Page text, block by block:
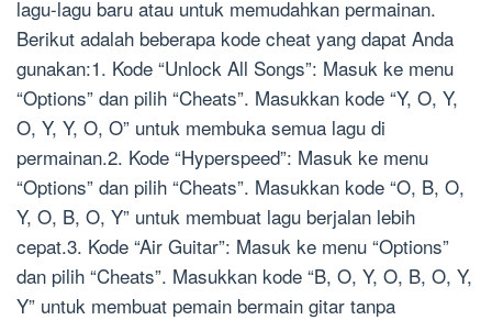
lagu-lagu baru atau untuk memudahkan permainan.
Berikut adalah beberapa kode cheat yang dapat Anda
gunakan:1. Kode “Unlock All Songs”: Masuk ke menu
“Options” dan pilih “Cheats”. Masukkan kode “Y, O, Y,
O, Y, Y, O, O” untuk membuka semua lagu di
permainan.2. Kode “Hyperspeed”: Masuk ke menu
“Options” dan pilih “Cheats”. Masukkan kode “O, B, O,
Y, O, B, O, Y” untuk membuat lagu berjalan lebih
cepat.3. Kode “Air Guitar”: Masuk ke menu “Options”
dan pilih “Cheats”. Masukkan kode “B, O, Y, O, B, O, Y,
Y” untuk membuat pemain bermain gitar tanpa